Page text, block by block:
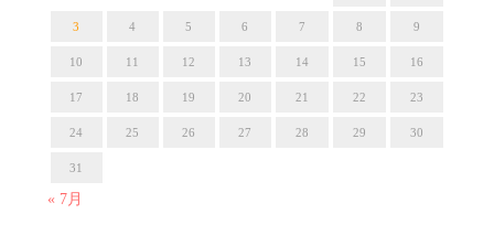
3 4 5 6 7 8 9
10 11 12 13 14 15 16
17 18 19 20 21 22 23
24 25 26 27 28 29 30
31
« 7月